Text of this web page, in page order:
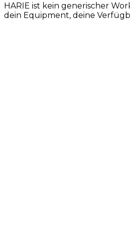
HARIE ist kein generischer
dein Equipment, deine